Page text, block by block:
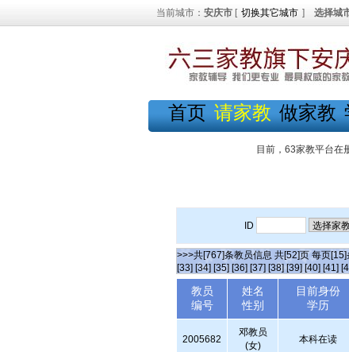
当前城市： 安庆市 [ 切换其它城市 ] 选择城
首页 请家教 做家教
目前，63家教平台在
ID
>>>共[767]条教员信息 共[52]页 每页[15]
[33] [34] [35] [36] [37] [38] [39] [40] [41]
教员
编号
姓名
性别
目前身份
学历
2005682
邓教员
(女)
本科在读